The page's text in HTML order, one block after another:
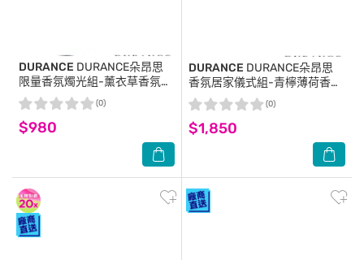
DURANCE DURANCE朵昂思
限量香氛燭光組-薰衣草香氛噴
霧(100ml)送精油蠟燭(180g)-
即期隨機出貨-專櫃公司貨
$980
(0)
DURANCE DURANCE朵昂思
香氛居家儀式組-青檸薄荷香氛
噴霧(100ml)+山茶花擴香
(100ml)-Tester-專櫃公司貨
$1,850
(0)